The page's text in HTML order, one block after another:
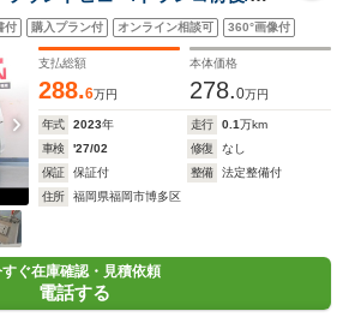
ロパイロット/スマ-トルームミ
付 購入プラン付 オンライン相談可 360°画像付
支払総額
288.6万円
本体価格
278.0万円
年式 2023年 走行 0.1万km
車検
'27/02 修復
なし
保証
保証付 整備
法定整備付
住所
福岡県福岡市博多区
ぐ在庫確認・見積依頼
電話する